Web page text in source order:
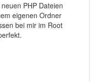
PHP Dateien
eigenen Ordner
bei mir im Root